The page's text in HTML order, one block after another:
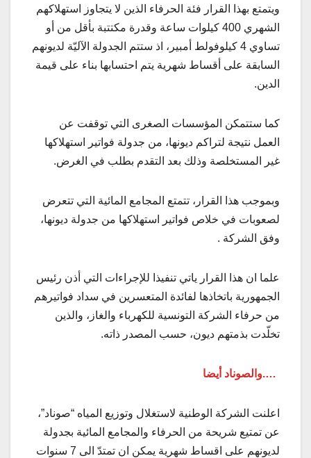
ويتمتع بهذا القرار فئة الحرفاء الذين لا يتجاوز استهلاكهم
الشهري 400 كيلوات ساعة وقدرة مكتتبة بأقل من أو
تساوي 4 كيلوفولط أمبير، اذ ستتم الجدولة الآليّة لديونهم
السابقة على أقساط شهرية يتم احتسابها بناء على قيمة
الدين.
كما ستتمكن المؤسسات الصغرى التي توقفت عن
العمل نتيجة لتراكم ديونها، من جدولة فواتير استهلاكها
غير المستخلصة وذلك بعد التقدم بطلب في الغرض.
وبموجب هذا القرار، تتمتع المجامع المائية التي تتعرض
لصعوبات في خلاص فواتير استهلاكها من جدولة ديونها،
وفق الشركة .
علما ان هذا القرار ياتي تنفيذا للإجراءات التي أذن رئيس
الجمهورية باتخاذها لفائدة المتعسرين في سداد فواتيرهم
من حرفاء الشركة التونسية للكهرباء والغاز، والذين
تخلّدت بذمتهم ديون، حسب المصدر ذاته.
….والصوناد أيضا
اعلنت الشركة الوطنية لاستغلال وتوزيع المياه “صوناد”،
عن تمتيع شريحة من الحرفاء والمجامع المائية بجدولة
لديونهم على اقساط شهرية يمكن ان تمتدّ الى 7 سنوات